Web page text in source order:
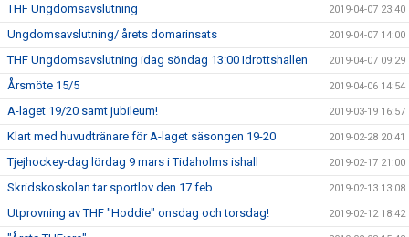
THF Ungdomsavslutning 2019-04-07 23:40
Ungdomsavslutning/ årets domarinsats 2019-04-07 14:00
THF Ungdomsavslutning idag söndag 13:00 Idrottshallen 2019-04-07 09:29
Årsmöte 15/5 2019-04-06 14:54
A-laget 19/20 samt jubileum! 2019-03-19 16:57
Klart med huvudtränare för A-laget säsongen 19-20 2019-02-28 20:41
Tjejhockey-dag lördag 9 mars i Tidaholms ishall 2019-02-17 21:00
Skridskoskolan tar sportlov den 17 feb 2019-02-13 13:08
Utprovning av THF "Hoddie" onsdag och torsdag! 2019-02-12 18:42